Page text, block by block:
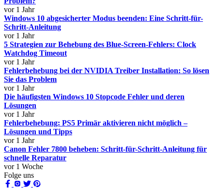
vor 1 Jahr
Windows 10 abgesicherter Modus beenden: Eine Schritt-für-
Schritt-Anleitung
vor 1 Jahr
5 Strategien zur Behebung des Blue-Screen-Fehlers: Clock
Watchdog Timeout
vor 1 Jahr
Fehlerbehebung bei der NVIDIA Treiber Installation: So lösen
Sie das Problem
vor 1 Jahr
Die häufigsten Windows 10 Stopcode Fehler und deren
Lösungen
vor 1 Jahr
Fehlerbehebung: PS5 Primär aktivieren nicht möglich –
Lösungen und Tipps
vor 1 Jahr
Canon Fehler 7800 beheben: Schritt-für-Schritt-Anleitung für
schnelle Reparatur
vor 1 Woche
Folge uns